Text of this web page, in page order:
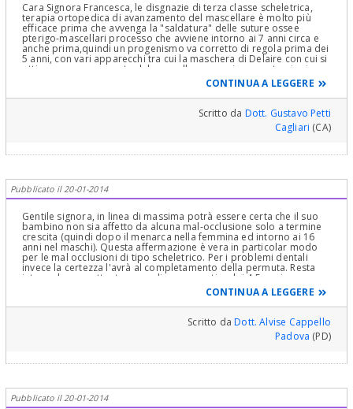
Cara Signora Francesca, le disgnazie di terza classe scheletrica,
terapia ortopedica di avanzamento del mascellare è molto più
efficace prima che avvenga la "saldatura" delle suture ossee
pterigo-mascellari processo che avviene intorno ai 7 anni circa e
anche prima,quindi un progenismo va corretto di regola prima dei
5 anni, con vari apparecchi tra cui la maschera di Delaire con cui si
ottiene un avanzamento del mascellare superiore con trazioni
elastiche posizionate tra un arco intraorale ed una
apparecchiatura extraorale o con le SIM (Elastici interni tra arcate
dentarie), quindi è bene portare dall'Ortodontista suo figlio o figlia
intorno ai tre anni e poi deciderà l'Ortodontista con Visite
periodiche, quando intervenire! Cordialmente Gustavo Petti,
Parodontologia, Implantologia, Gnatologia e Riabilitazione Orale
CONTINUA A LEGGERE
Scritto da Dott. Gustavo Petti
Cagliari (CA)
Pubblicato il 20-01-2014
Gentile signora, in linea di massima potrà essere certa che il suo
bambino non sia affetto da alcuna mal-occlusione solo a termine
crescita (quindi dopo il menarca nella femmina ed intorno ai 16
anni nel maschi). Questa affermazione è vera in particolar modo
per le mal occlusioni di tipo scheletrico. Per i problemi dentali
invece la certezza l'avrà al completamento della permuta. Resta
inteso che una attenta sorveglianza a partire dai 4-5 anni
permetterà di intercettare qualsiasi problema e le consentirà di
decidere con il suo professionista quando avviare un eventuale
trattamento.
CONTINUA A LEGGERE
Scritto daDott. Alvise Cappello
Padova (PD)
Pubblicato il 20-01-2014